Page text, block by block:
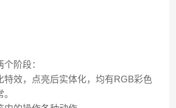
阶段：
特效，点亮后实体化，均有RGB彩色